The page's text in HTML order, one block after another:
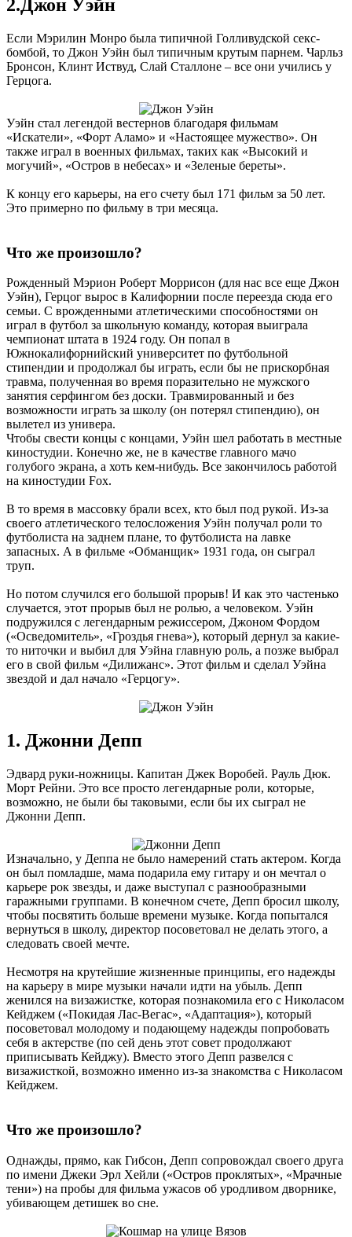
2.Джон Уэйн
Если Мэрилин Монро была типичной Голливудской секс-
бомбой, то Джон Уэйн был типичным крутым парнем. Чарльз
Бронсон, Клинт Иствуд, Слай Сталлоне – все они учились у
Герцога.
Уэйн стал легендой вестернов благодаря фильмам
«Искатели», «Форт Аламо» и «Настоящее мужество». Он
также играл в военных фильмах, таких как «Высокий и
могучий», «Остров в небесах» и «Зеленые береты».
К концу его карьеры, на его счету был 171 фильм за 50 лет.
Это примерно по фильму в три месяца.
Что же произошло?
Рожденный Мэрион Роберт Моррисон (для нас все еще Джон
Уэйн), Герцог вырос в Калифорнии после переезда сюда его
семьи. С врожденными атлетическими способностями он
играл в футбол за школьную команду, которая выиграла
чемпионат штата в 1924 году. Он попал в
Южнокалифорнийский университет по футбольной
стипендии и продолжал бы играть, если бы не прискорбная
травма, полученная во время поразительно не мужского
занятия серфингом без доски. Травмированный и без
возможности играть за школу (он потерял стипендию), он
вылетел из универа.
Чтобы свести концы с концами, Уэйн шел работать в местные
киностудии. Конечно же, не в качестве главного мачо
голубого экрана, а хоть кем-нибудь. Все закончилось работой
на киностудии Fox.
В то время в массовку брали всех, кто был под рукой. Из-за
своего атлетического телосложения Уэйн получал роли то
футболиста на заднем плане, то футболиста на лавке
запасных. А в фильме «Обманщик» 1931 года, он сыграл
труп.
Но потом случился его большой прорыв! И как это частенько
случается, этот прорыв был не ролью, а человеком. Уэйн
подружился с легендарным режиссером, Джоном Фордом
(«Осведомитель», «Гроздья гнева»), который дернул за какие-
то ниточки и выбил для Уэйна главную роль, а позже выбрал
его в свой фильм «Дилижанс». Этот фильм и сделал Уэйна
звездой и дал начало «Герцогу».
1. Джонни Депп
Эдвард руки-ножницы. Капитан Джек Воробей. Рауль Дюк.
Морт Рейни. Это все просто легендарные роли, которые,
возможно, не были бы таковыми, если бы их сыграл не
Джонни Депп.
Изначально, у Деппа не было намерений стать актером. Когда
он был помладше, мама подарила ему гитару и он мечтал о
карьере рок звезды, и даже выступал с разнообразными
гаражными группами. В конечном счете, Депп бросил школу,
чтобы посвятить больше времени музыке. Когда попытался
вернуться в школу, директор посоветовал не делать этого, а
следовать своей мечте.
Несмотря на крутейшие жизненные принципы, его надежды
на карьеру в мире музыки начали идти на убыль. Депп
женился на визажистке, которая познакомила его с Николасом
Кейджем («Покидая Лас-Вегас», «Адаптация»), который
посоветовал молодому и подающему надежды попробовать
себя в актерстве (по сей день этот совет продолжают
приписывать Кейджу). Вместо этого Депп развелся с
визажисткой, возможно именно из-за знакомства с Николасом
Кейджем.
Что же произошло?
Однажды, прямо, как Гибсон, Депп сопровождал своего друга
по имени Джеки Эрл Хейли («Остров проклятых», «Мрачные
тени») на пробы для фильма ужасов об уродливом дворнике,
убивающем детишек во сне.